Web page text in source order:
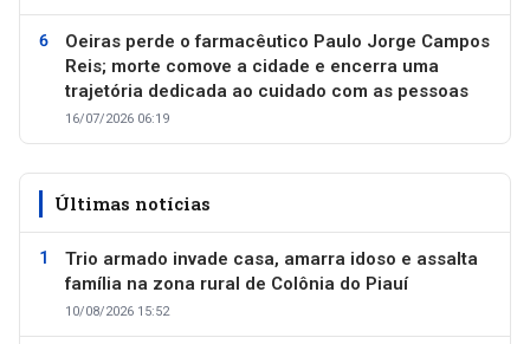
Oeiras perde o farmacêutico Paulo Jorge Campos
Reis; morte comove a cidade e encerra uma
trajetória dedicada ao cuidado com as pessoas
16/07/2026 06:19
Últimas notícias
Trio armado invade casa, amarra idoso e assalta
família na zona rural de Colônia do Piauí
10/08/2026 15:52